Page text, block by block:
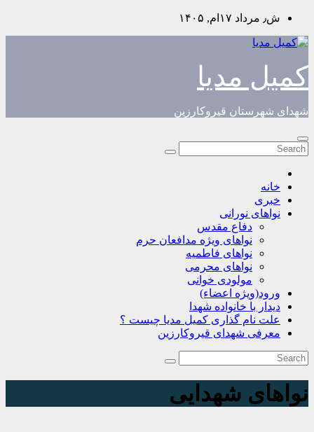
Skip
content
ش٫ مرداد ۱۷ام, ۱۴۰۵
کمیل مدیا
شهدای شهرستان قیروکارزین
خانه
خبری
نواهای نورانی
دفاع مقدس
نواهای ویژه مدافعان حرم
نواهای فاطمیه
نواهای محرمی
مولودی خوانی
ورود(ویژه اعضاء)
دیدار با خانواده شهدا
علت نام گذاری کمیل مدیا چیست ؟
معرفی شهدای قیروکارزین
نواهای شهدایی